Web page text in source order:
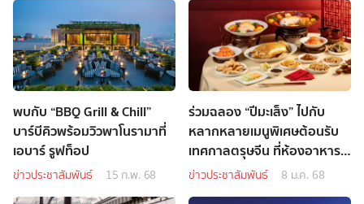
พบกับ “BBQ Grill & Chill”
บาร์บีคิวพร้อมวิวพาโนรามาที่
เอบาร์ รูฟท็อป
ข่าวประชาสัมพันธ์ 15 ก.พ. 68
ร่วมฉลอง “ปีมะเส็ง” ไปกับ
หลากหลายเมนูพิเศษต้อนรับ
เทศกาลตรุษจีน ที่ห้องอาหาร
พาโกด้า ไชนีส เรสเตอรองท์
ข่าวประชาสัมพันธ์ 8 ม.ค. 68